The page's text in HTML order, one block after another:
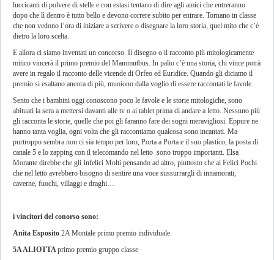
luccicanti di polvere di stelle e con estasi tentano di dire agli amici che entreranno
dopo che lì dentro è tutto bello e devono correre subito per entrare. Tornano in classe
che non vedono l’ora di iniziare a scrivere o disegnare la loro storia, quel mito che c’è
dietro la loro scelta.
E allora ci siamo inventati un concorso. Il disegno o il racconto più mitologicamente
mitico vincerà il primo premio del Mammutbus. In palio c’è una storia, chi vince potrà
avere in regalo il racconto delle vicende di Orfeo ed Euridice. Quando gli diciamo il
premio si esaltano ancora di più, muoiono dalla voglio di essere raccontati le favole.
Sento che i bambini oggi conoscono poco le favole e le storie mitologiche, sono
abituati la sera a mettersi davanti alle tv o ai tablet prima di andare a letto. Nessuno più
gli racconta le storie, quelle che poi gli faranno fare dei sogni meravigliosi. Eppure ne
hanno tanta voglia, ogni volta che gli raccontiamo qualcosa sono incantati. Ma
purtroppo sembra non ci sia tempo per loro, Porta a Porta e il suo plastico, la posta di
canale 5 e lo zapping con il telecomando nel letto sono troppo importanti. Elsa
Morante direbbe che gli Infelici Molti pensando ad altro, piuttosto che ai Felici Pochi
che nel letto avrebbero bisogno di sentire una voce sussurrargli di innamorati,
caverne, fuochi, villaggi e draghi…
i vincitori del conorso sono:
Anita Esposito 2A Montale primo premio individuale
5A ALIOTTAprimo premio gruppo classe